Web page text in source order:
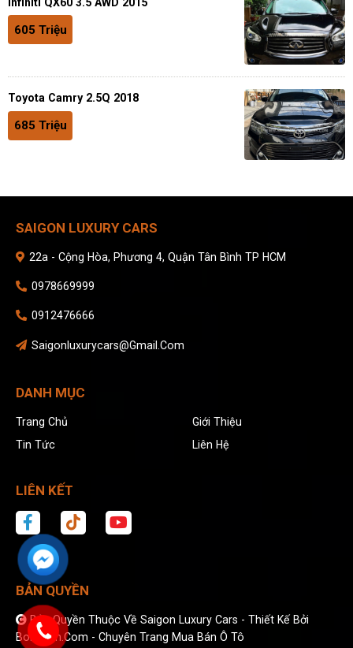
605 Triệu
Toyota Camry 2.5Q 2018
685 Triệu
SAIGON LUXURY CARS
22a - Cộng Hòa, Phương 4, Quận Tân Bình TP HCM
0978669999
0912476666
Saigonluxurycars@gmail.com
DANH MỤC
Trang Chủ
Giới Thiệu
Tin Tức
Liên Hệ
LIÊN KẾT
BẢN QUYỀN
Bản Quyền Thuộc Về Saigon Luxury Cars -Thiết Kế Bởi
Bonbanh.com - Chuyên Trang Mua Bán Ô Tô